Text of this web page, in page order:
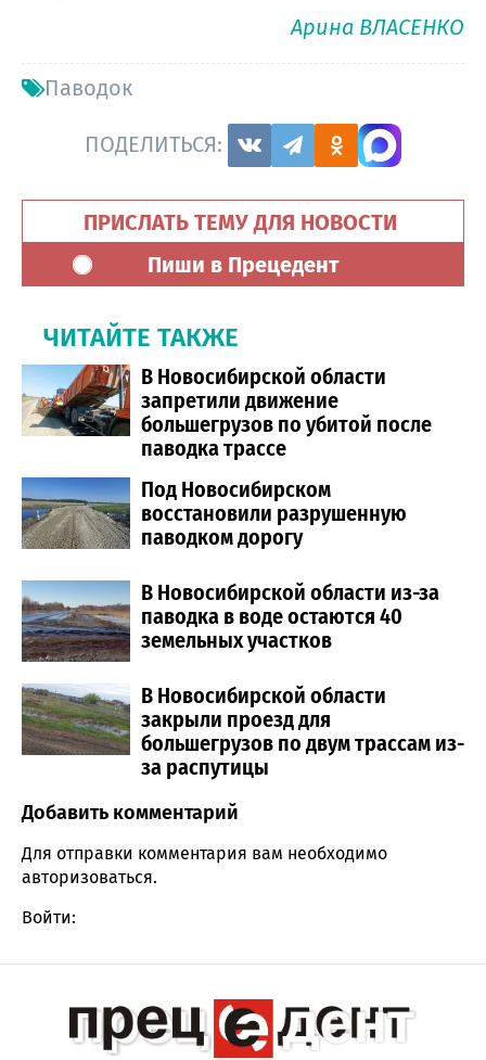
Арина ВЛАСЕНКО
Паводок
ПОДЕЛИТЬСЯ:
ПРИСЛАТЬ ТЕМУ ДЛЯ НОВОСТИ
Пиши в Прецедент
ЧИТАЙТЕ ТАКЖЕ
В Новосибирской области
запретили движение
большегрузов по убитой после
паводка трассе
Под Новосибирском
восстановили разрушенную
паводком дорогу
В Новосибирской области из-за
паводка в воде остаются 40
земельных участков
В Новосибирской области
закрыли проезд для
большегрузов по двум трассам из-
за распутицы
Comment section
Добавить комментарий
Для отправки комментария вам необходимо
авторизоваться.
Войти: